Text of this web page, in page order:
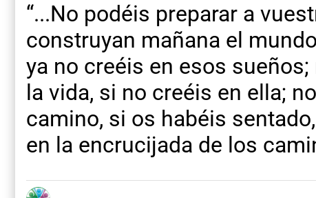
“...No podéis preparar a
construyan mañana el
ya no creéis en esos
la vida, si no creéis en ella;
camino, si os habéis
en la encrucijada de los